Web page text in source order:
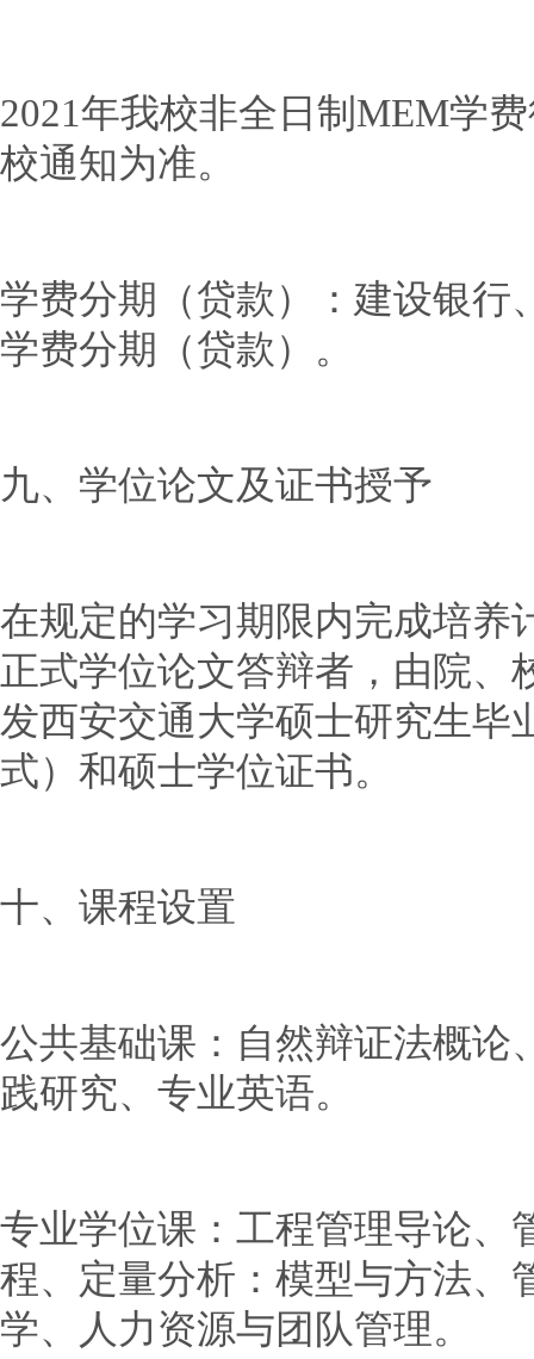
2021年我校非全日制MEM学
校通知为准。
学费分期（贷款）：建设银行
学费分期（贷款）。
九、学位论文及证书授予
在规定的学习期限内完成培养
正式学位论文答辩者，由院、
发西安交通大学硕士研究生毕
式）和硕士学位证书。
十、课程设置
公共基础课：自然辩证法概论
践研究、专业英语。
专业学位课：工程管理导论、
程、定量分析：模型与方法、
学、人力资源与团队管理。